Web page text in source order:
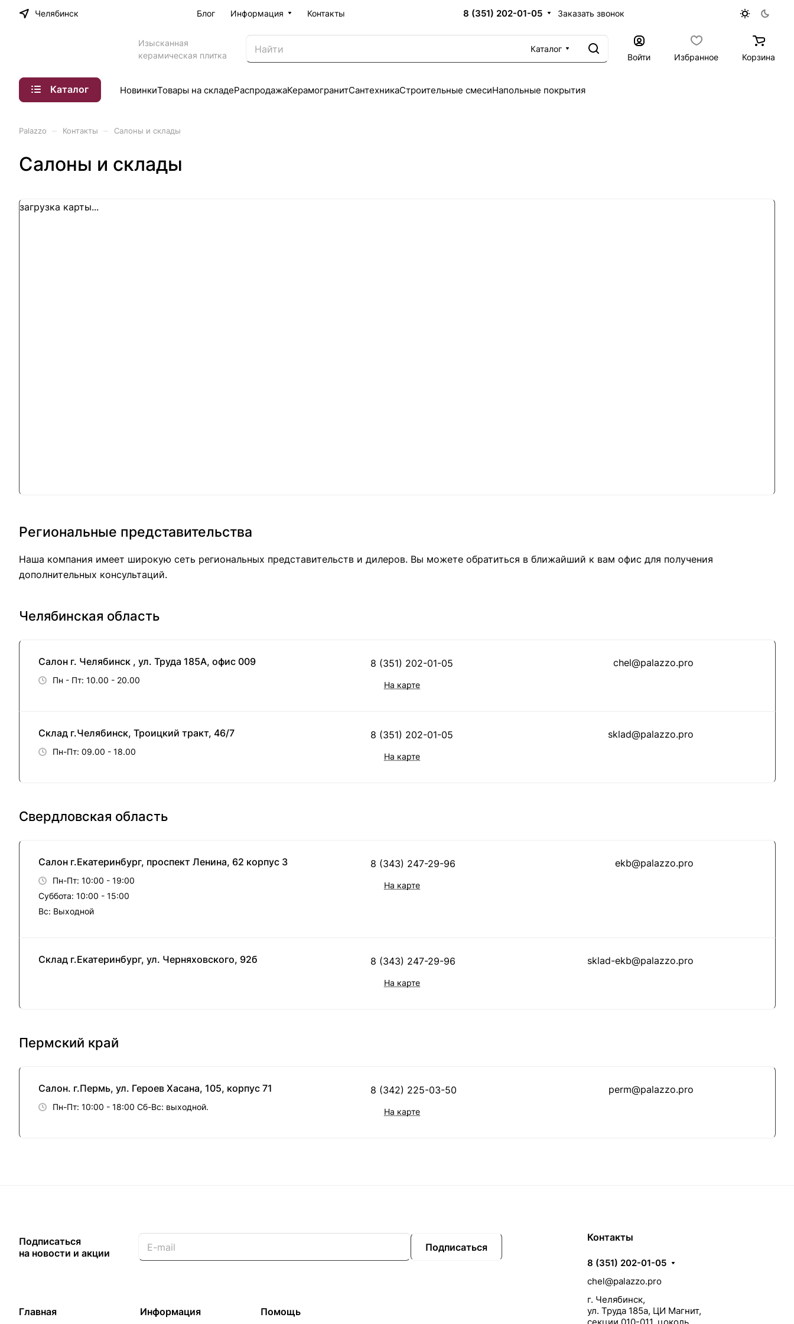
Челябинск Блог Информация Контакты 8 (351) 202-01-05 Заказать звонок
Изысканная
керамическая плитка
Каталог
Войти
Избранное Корзина
Каталог НовинкиТовары на складеРаспродажаКерамогранитСантехникаСтроительные смесиНапольные покрытия
Palazzo Контакты Салоны и склады
Салоны и склады
загрузка карты...
Региональные представительства
Наша компания имеет широкую сеть региональных представительств и дилеров. Вы можете обратиться в ближайший к вам офис для получения
дополнительных консультаций.
Челябинская область
Салон г. Челябинск , ул. Труда 185А, офис 009
Пн - Пт: 10.00 - 20.00
8 (351) 202-01-05 chel@palazzo.pro
На карте
Склад г.Челябинск, Троицкий тракт, 46/7
Пн-Пт: 09.00 - 18.00
8 (351) 202-01-05 sklad@palazzo.pro
На карте
Свердловская область
Салон г.Екатеринбург, проспект Ленина, 62 корпус 3
Пн-Пт: 10:00 - 19:00
Суббота: 10:00 - 15:00
Вс: Выходной
8 (343) 247-29-96 ekb@palazzo.pro
На карте
Склад г.Екатеринбург, ул. Черняховского, 92б 8 (343) 247-29-96 sklad-ekb@palazzo.pro
На карте
Пермский край
Салон. г.Пермь, ул. Героев Хасана, 105, корпус 71
Пн-Пт: 10:00 - 18:00 Cб-Вс: выходной.
8 (342) 225-03-50 perm@palazzo.pro
На карте
Подписаться
на новости и акции
Подписаться
Главная Информация Помощь
Контакты
8 (351) 202-01-05
chel@palazzo.pro
г. Челябинск,
ул. Труда 185а, ЦИ Магнит,